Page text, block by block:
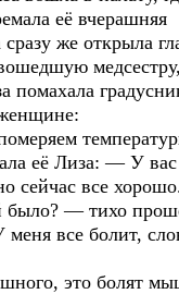
её вчерашняя
же открыла
помахала
её Лиза: — У
сейчас все
— тихо
все болит,
это болят